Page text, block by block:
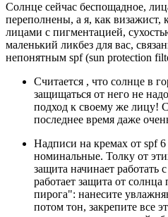
Солнце сейчас беспощадное,
переполнены, а я, как
лицами с пигментацией,
маленький ликбез для вас,
непонятным spf (sun protection
Считается , что солнце в
защищаться от него не
подход к своему же лицу!
последнее время даже
Надписи на кремах от spf
номинальные. Толку от
защита начинает
работает защита от
пирога": нанесите
потом тон, закрепите все